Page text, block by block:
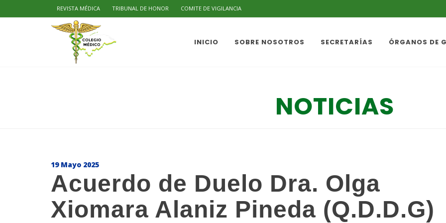
REVISTA MÉDICA TRIBUNAL DE HONOR COMITE DE VIGILANCIA
INICIO SOBRE NOSOTROS SECRETARÍAS ÓRGANOS DE
NOTICIAS
19 Mayo 2025
Acuerdo de Duelo Dra. Olga
Xiomara Alaniz Pineda (Q.D.D.G)